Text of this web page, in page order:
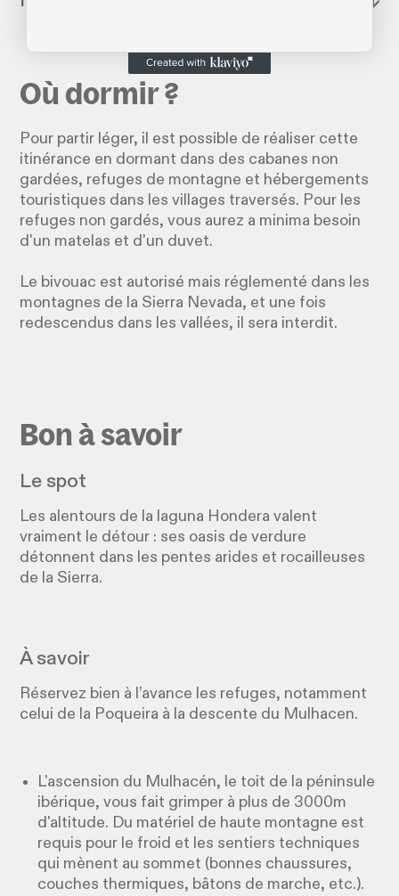
Où dormir ?
Pour partir léger, il est possible de réaliser cette
itinérance en dormant dans des cabanes non
gardées, refuges de montagne et hébergements
touristiques dans les villages traversés. Pour les
refuges non gardés, vous aurez a minima besoin
d'un matelas et d'un duvet.
Le bivouac est autorisé mais réglementé dans les
montagnes de la Sierra Nevada, et une fois
redescendus dans les vallées, il sera interdit.
Bon à savoir
Le spot
Les alentours de la laguna Hondera valent
vraiment le détour : ses oasis de verdure
détonnent dans les pentes arides et rocailleuses
de la Sierra.
À savoir
Réservez bien à l’avance les refuges, notamment
celui de la Poqueira à la descente du Mulhacen.
L'ascension du Mulhacén, le toit de la péninsule
ibérique, vous fait grimper à plus de 3000m
d'altitude. Du matériel de haute montagne est
requis pour le froid et les sentiers techniques
qui mènent au sommet (bonnes chaussures,
couches thermiques, bâtons de marche, etc.).